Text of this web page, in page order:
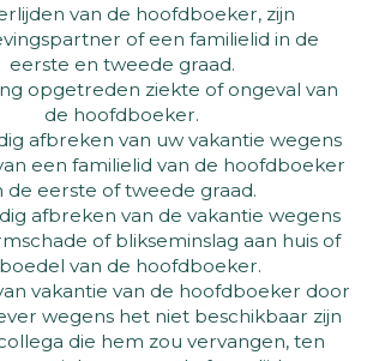
van de hoofdboeker, zijn
of een familielid in de
eerste en tweede graad.
opgetreden ziekte of ongeval van
de hoofdboeker.
afbreken van uw vakantie wegens
een familielid van de hoofdboeker
de eerste of tweede graad.
afbreken van de vakantie wegens
of blikseminslag aan huis of
van de hoofdboeker.
vakantie van de hoofdboeker door
wegens het niet beschikbaar zijn
die hem zou vervangen, ten